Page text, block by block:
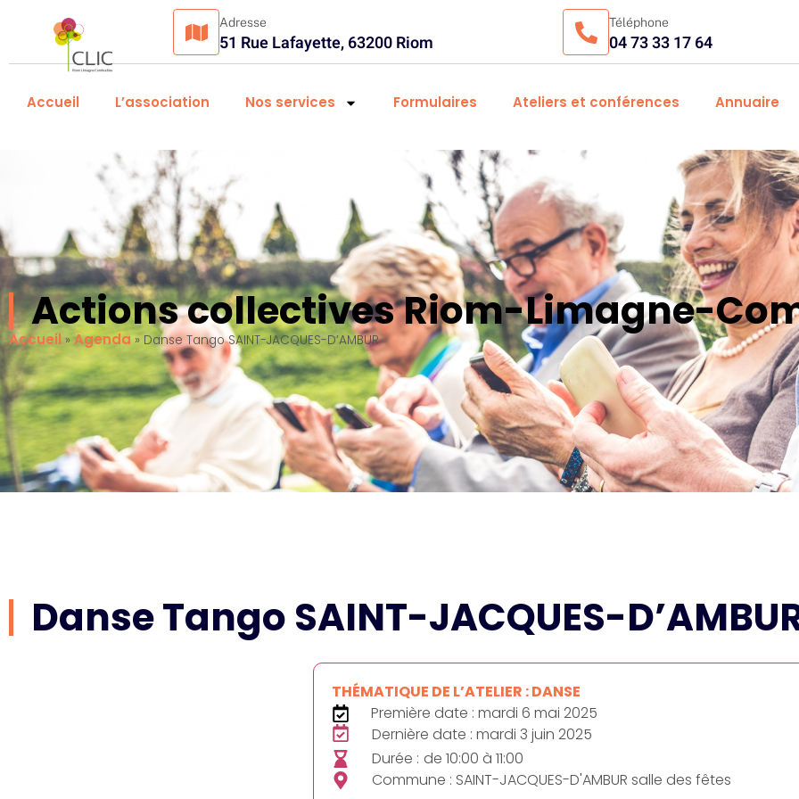
Adresse
51 Rue Lafayette, 63200 Riom
Téléphone
04 73 33 17 64
Accueil L’association Nos services Formulaires Ateliers et conférences Annuaire
Actions collectives Riom-Limagne-
Accueil » Agenda» Danse Tango SAINT-JACQUES-D’AMBUR
Danse Tango SAINT-JACQUES-
THÉMATIQUE DE L’ATELIER : DANSE
Première date : mardi 6 mai 2025
Dernière date : mardi 3 juin 2025
Durée : de 10:00 à 11:00
Commune : SAINT-JACQUES-D'AMBUR salle des fêtes